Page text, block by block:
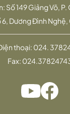
Số 149 Giảng Võ, P.
Dương Đình Nghệ,
thoại: 024.
Fax: